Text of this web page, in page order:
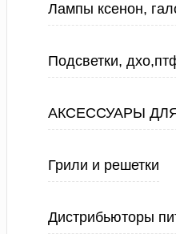
Лампы ксенон,
Подсветки,
АКСЕССУАРЫ
Грили и решетки
Дистрибьюторы